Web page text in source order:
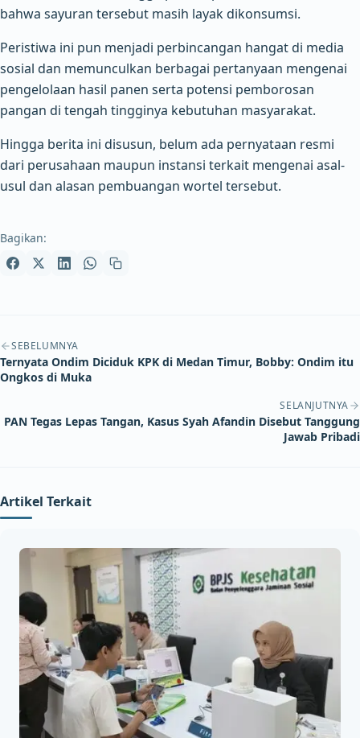
bahwa sayuran tersebut masih layak dikonsumsi.
Peristiwa ini pun menjadi perbincangan hangat di media
sosial dan memunculkan berbagai pertanyaan mengenai
pengelolaan hasil panen serta potensi pemborosan
pangan di tengah tingginya kebutuhan masyarakat.
Hingga berita ini disusun, belum ada pernyataan resmi
dari perusahaan maupun instansi terkait mengenai asal-
usul dan alasan pembuangan wortel tersebut.
Bagikan:
Navigasi artikel
SEBELUMNYA
Ternyata Ondim Diciduk KPK di Medan Timur, Bobby: Ondim itu
Ongkos di Muka
SELANJUTNYA
PAN Tegas Lepas Tangan, Kasus Syah Afandin Disebut Tanggung
Jawab Pribadi
Artikel Terkait